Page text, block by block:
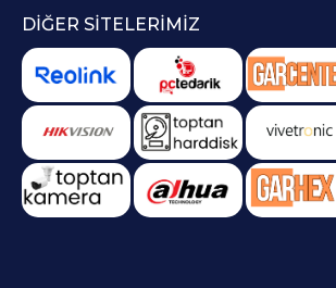
DIĞER SITELERIMIZ